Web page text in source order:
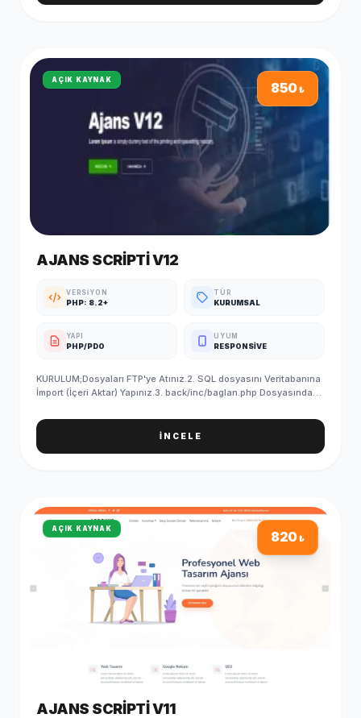
AÇIK KAYNAK 850₺
AJANS SCRIPTI V12
VERSIYON
PHP: 8.2+
TÜR
KURUMSAL
YAPI
PHP/PDO
UYUM
RESPONSIVE
KURULUM;Dosyaları FTP'ye Atınız.2. SQL dosyasını Veritabanına
İmport (İçeri Aktar) Yapınız.3. back/inc/baglan.php Dosyasındaki
PHPMYADMIN/ayar tablosundan site linkinizi yazmayı
unutmayın5. Kurulum Başarıyla Tamamlanmıştır. ADMIN GİRİŞ
BİLGİLERİ (Standart);Admin Paneli : http://siteadi.com/ControlE-
çalışmaz.
İNCELE
AÇIK KAYNAK 820₺
AJANS SCRIPTI V11